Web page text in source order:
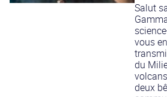
Salut
vous
du
deux